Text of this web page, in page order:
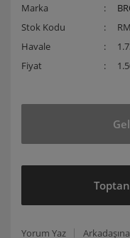
Marka
Stok Kodu
Havale
Fiyat
Yorum Yaz